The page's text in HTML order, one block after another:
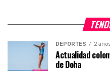
DEPORTES 2
Actualidad
de Doha